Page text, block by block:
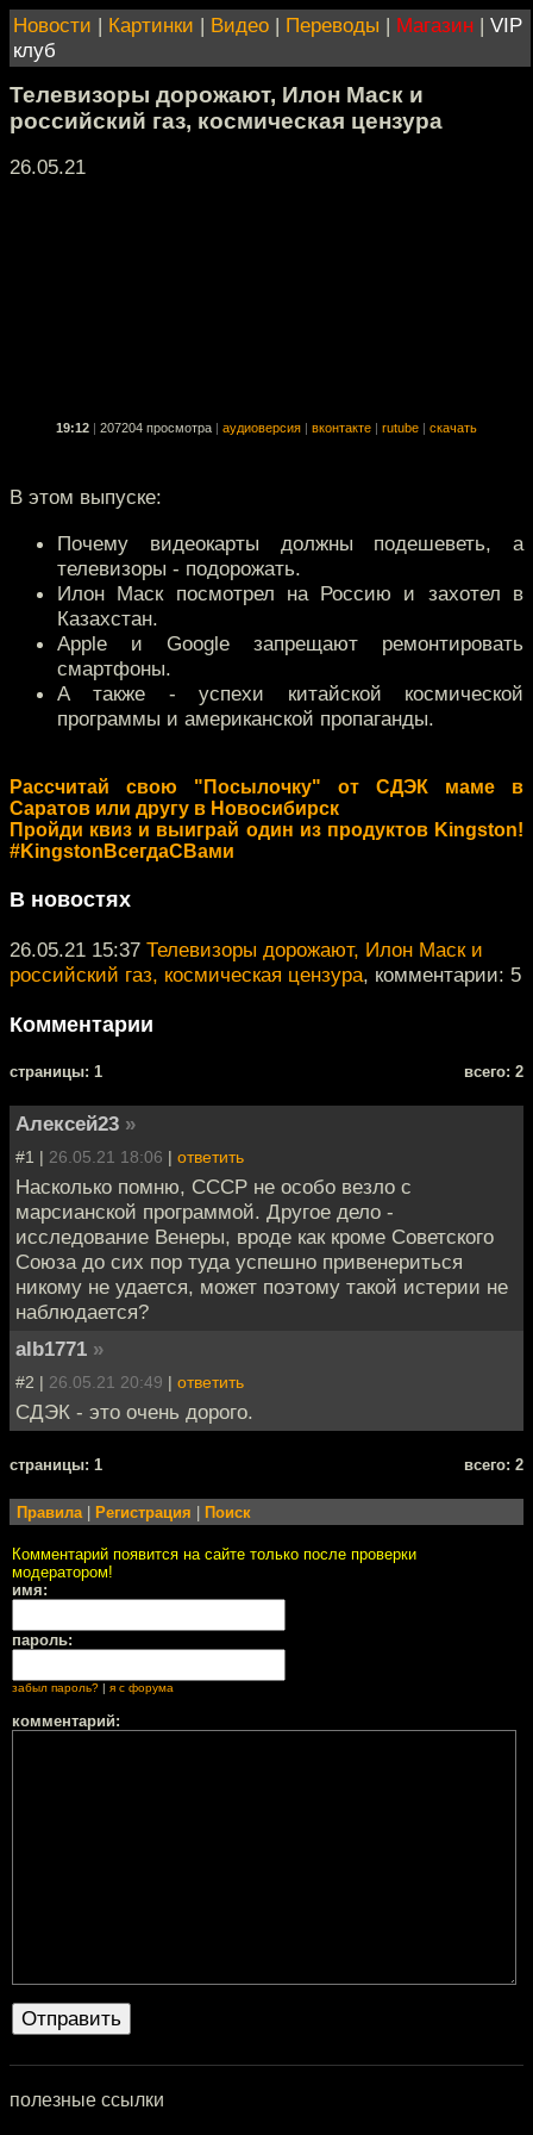
Новости | Картинки | Видео | Переводы | Магазин | VIP
клуб
Телевизоры дорожают, Илон Маск и
российский газ, космическая цензура
26.05.21
19:12 207204 просмотра аудиоверсия вконтакте rutube скачать
В этом выпуске:
Почему видеокарты должны подешеветь, а
телевизоры - подорожать.
Илон Маск посмотрел на Россию и захотел в
Казахстан.
Apple и Google запрещают ремонтировать
смартфоны.
А также - успехи китайской космической
программы и американской пропаганды.
Рассчитай свою "Посылочку" от СДЭК маме в
Саратов или другу в Новосибирск
Пройди квиз и выиграй один из продуктов Kingston!
#KingstonВсегдаСВами
В новостях
26.05.21 15:37 Телевизоры дорожают, Илон Маск и
российский газ, космическая цензура, комментарии: 5
Комментарии
cтраницы: 1 всего: 2
Алексей23 »
#1 | 26.05.21 18:06 | ответить
Насколько помню, СССР не особо везло с
марсианской программой. Другое дело -
исследование Венеры, вроде как кроме Советского
Союза до сих пор туда успешно привенериться
никому не удается, может поэтому такой истерии не
наблюдается?
alb1771 »
#2 | 26.05.21 20:49 | ответить
СДЭК - это очень дорого.
cтраницы: 1 всего: 2
Правила| Регистрация Поиск
Комментарий появится на сайте только после проверки
модератором!
имя:
пароль:
забыл пароль? | я с форума
комментарий:
полезные ссылки